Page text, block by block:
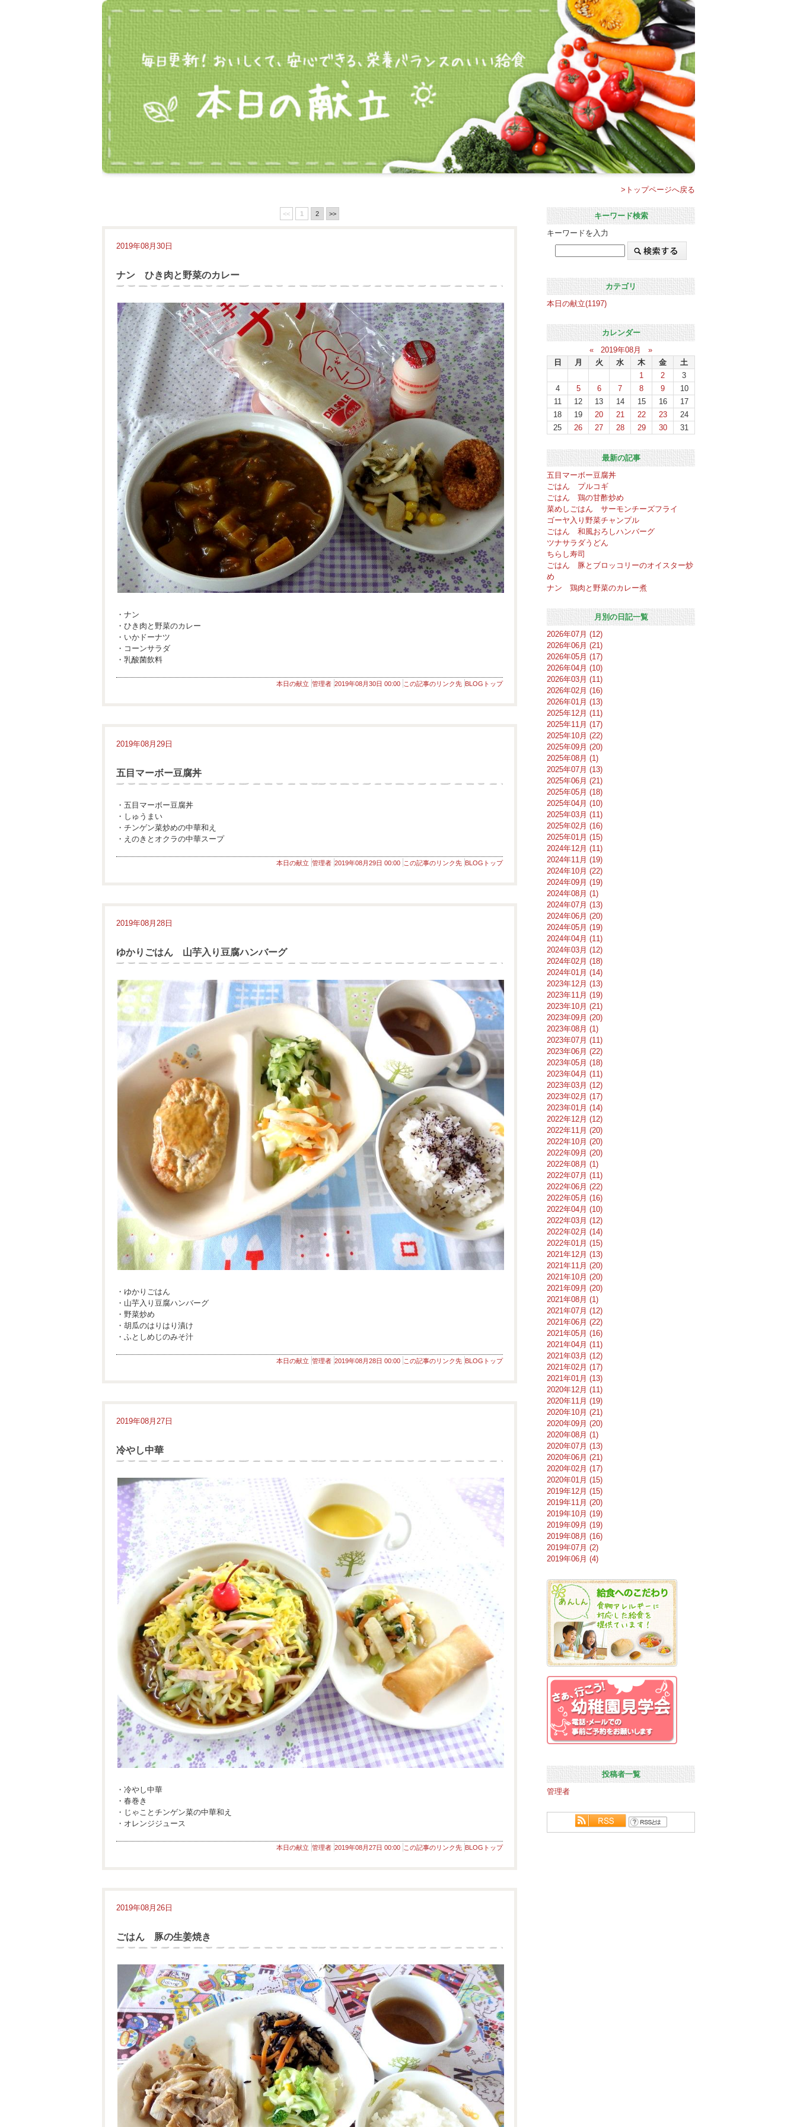
>トップページへ戻る
<< 1 2 >>
2019年08月30日
ナン ひき肉と野菜のカレー
・ナン
・ひき肉と野菜のカレー
・いかドーナツ
・コーンサラダ
・乳酸菌飲料
本日の献立 管理者 2019年08月30日 00:00 この記事のリンク先 BLOGトップ
2019年08月29日
五目マーボー豆腐丼
・五目マーボー豆腐丼
・しゅうまい
・チンゲン菜炒めの中華和え
・えのきとオクラの中華スープ
本日の献立 管理者 2019年08月29日 00:00 この記事のリンク先 BLOGトップ
2019年08月28日
ゆかりごはん 山芋入り豆腐ハンバーグ
・ゆかりごはん
・山芋入り豆腐ハンバーグ
・野菜炒め
・胡瓜のはりはり漬け
・ふとしめじのみそ汁
本日の献立 管理者 2019年08月28日 00:00 この記事のリンク先 BLOGトップ
2019年08月27日
冷やし中華
・冷やし中華
・春巻き
・じゃことチンゲン菜の中華和え
・オレンジジュース
本日の献立 管理者 2019年08月27日 00:00 この記事のリンク先 BLOGトップ
2019年08月26日
ごはん 豚の生姜焼き
キーワード検索
キーワードを入力
カテゴリ
本日の献立(1197)
カレンダー
«
2019年08月
»
日
月 火 水 木 金
土
1
2
3
4
5 6 7 8 9
10
11
12 13 14 15 16
17
18
19 20 21 22 23
24
25
26 27 28 29 30 31
最新の記事
五目マーボー豆腐丼
ごはん プルコギ
ごはん 鶏の甘酢炒め
菜めしごはん サーモンチーズフライ
ゴーヤ入り野菜チャンプル
ごはん 和風おろしハンバーグ
ツナサラダうどん
ちらし寿司
ごはん 豚とブロッコリーのオイスター炒
め
ナン 鶏肉と野菜のカレー煮
月別の日記一覧
2026年07月 (12)
2026年06月 (21)
2026年05月 (17)
2026年04月 (10)
2026年03月 (11)
2026年02月 (16)
2026年01月 (13)
2025年12月 (11)
2025年11月 (17)
2025年10月 (22)
2025年09月 (20)
2025年08月 (1)
2025年07月 (13)
2025年06月 (21)
2025年05月 (18)
2025年04月 (10)
2025年03月 (11)
2025年02月 (16)
2025年01月 (15)
2024年12月 (11)
2024年11月 (19)
2024年10月 (22)
2024年09月 (19)
2024年08月 (1)
2024年07月 (13)
2024年06月 (20)
2024年05月 (19)
2024年04月 (11)
2024年03月 (12)
2024年02月 (18)
2024年01月 (14)
2023年12月 (13)
2023年11月 (19)
2023年10月 (21)
2023年09月 (20)
2023年08月 (1)
2023年07月 (11)
2023年06月 (22)
2023年05月 (18)
2023年04月 (11)
2023年03月 (12)
2023年02月 (17)
2023年01月 (14)
2022年12月 (12)
2022年11月 (20)
2022年10月 (20)
2022年09月 (20)
2022年08月 (1)
2022年07月 (11)
2022年06月 (22)
2022年05月 (16)
2022年04月 (10)
2022年03月 (12)
2022年02月 (14)
2022年01月 (15)
2021年12月 (13)
2021年11月 (20)
2021年10月 (20)
2021年09月 (20)
2021年08月 (1)
2021年07月 (12)
2021年06月 (22)
2021年05月 (16)
2021年04月 (11)
2021年03月 (12)
2021年02月 (17)
2021年01月 (13)
2020年12月 (11)
2020年11月 (19)
2020年10月 (21)
2020年09月 (20)
2020年08月 (1)
2020年07月 (13)
2020年06月 (21)
2020年02月 (17)
2020年01月 (15)
2019年12月 (15)
2019年11月 (20)
2019年10月 (19)
2019年09月 (19)
2019年08月 (16)
2019年07月 (2)
2019年06月 (4)
投稿者一覧
管理者